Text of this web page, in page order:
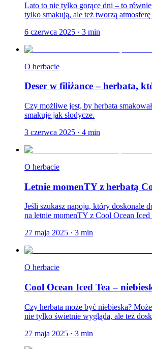
Lato to nie tylko gorące dni – to
tylko smakują, ale też tworzą
6 czerwca 2025 · 3 min
O herbacie
Deser w filiżance – herbata,
Czy możliwe jest, by herbata
smakuje jak słodycze.
3 czerwca 2025 · 4 min
O herbacie
Letnie momenTY z herbatą
Jeśli szukasz napoju, który doskonale
na letnie momenTY z Cool Ocean Iced
27 maja 2025 · 3 min
O herbacie
Cool Ocean Iced Tea –
Czy herbata może być niebieska?
nie tylko świetnie wygląda, ale też
27 maja 2025 · 3 min